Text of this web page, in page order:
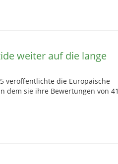
weiter auf die lange
veröffentlichte die Europäische
dem sie ihre Bewertungen von 41